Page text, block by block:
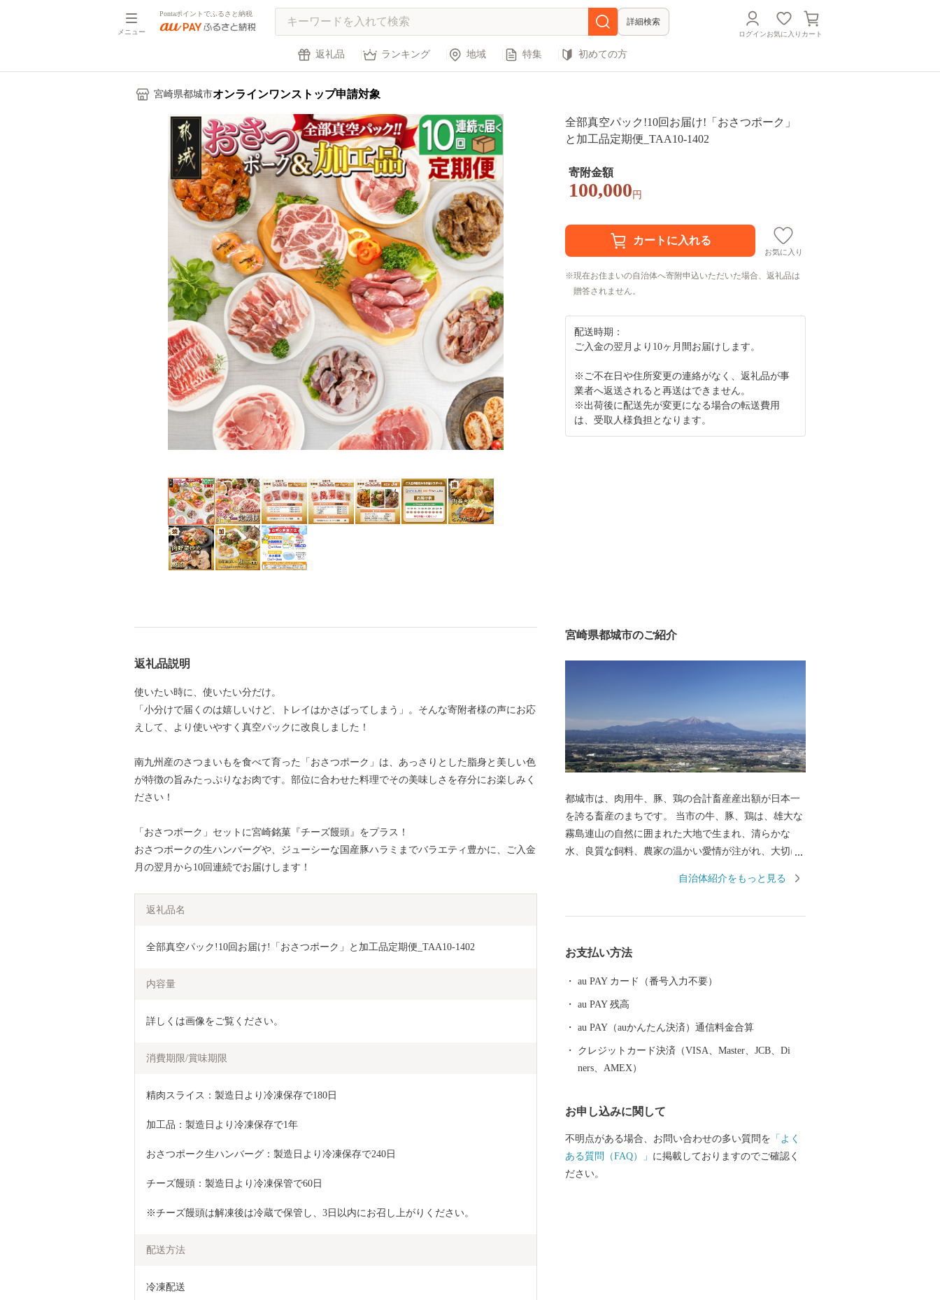
メニュー
Pontaポイントでふるさと納税
詳細検索
ログインお気に入り カート
返礼品 ランキング 地域 特集 初めての方
宮崎県都城市オンラインワンストップ申請対象
全部真空パック!10回お届け!「おさつポーク」
と加工品定期便_TAA10-1402
寄附金額
100,000 円
お気に入り
現在お住まいの自治体へ寄附申込いただいた場合、返礼品は
贈答されません。
配送時期：
ご入金の翌月より10ヶ月間お届けします。
※ご不在日や住所変更の連絡がなく、返礼品が事
業者へ返送されると再送はできません。
※出荷後に配送先が変更になる場合の転送費用
は、受取人様負担となります。
返礼品説明
使いたい時に、使いたい分だけ。
「小分けで届くのは嬉しいけど、トレイはかさばってしまう」。そんな寄附者様の声にお応
えして、より使いやすく真空パックに改良しました！
南九州産のさつまいもを食べて育った「おさつポーク」は、あっさりとした脂身と美しい色
が特徴の旨みたっぷりなお肉です。部位に合わせた料理でその美味しさを存分にお楽しみく
ださい！
「おさつポーク」セットに宮崎銘菓『チーズ饅頭』をプラス！
おさつポークの生ハンバーグや、ジューシーな国産豚ハラミまでバラエティ豊かに、ご入金
月の翌月から10回連続でお届けします！
返礼品名
全部真空パック!10回お届け!「おさつポーク」と加工品定期便_TAA10-1402
内容量
詳しくは画像をご覧ください。
消費期限/賞味期限
精肉スライス：製造日より冷凍保存で180日
加工品：製造日より冷凍保存で1年
おさつポーク生ハンバーグ：製造日より冷凍保存で240日
チーズ饅頭：製造日より冷凍保管で60日
※チーズ饅頭は解凍後は冷蔵で保管し、3日以内にお召し上がりください。
配送方法
冷凍配送
宮崎県都城市のご紹介
都城市は、肉用牛、豚、鶏の合計畜産産出額が日本一
を誇る畜産のまちです。 当市の牛、豚、鶏は、雄大な
霧島連山の自然に囲まれた大地で生まれ、清らかな
水、良質な飼料、農家の温かい愛情が注がれ、大切に
もと、きめ細やかな霜降りと色艶の良い柔らかい肉質
いたしました。 豚肉は、養豚農家各々が厳選した穀物
は、それぞれの銘柄に合わせて独自の飼料や飼育方法
で生産されています。 日本一の出荷額を誇る焼酎は、
霧島山麓で育つサツマイモや地下深くからくみ上げら
を魅了し続けています。 「MADE IN 都城」、つまり
自治体紹介をもっと見る
お支払い方法
au PAY カード（番号入力不要）
au PAY 残高
au PAY（auかんたん決済）通信料金合算
クレジットカード決済（VISA、Master、JCB、Di
ners、AMEX）
お申し込みに関して
不明点がある場合、お問い合わせの多い質問を 「よく
ある質問（FAQ）」 に掲載しておりますのでご確認く
ださい。